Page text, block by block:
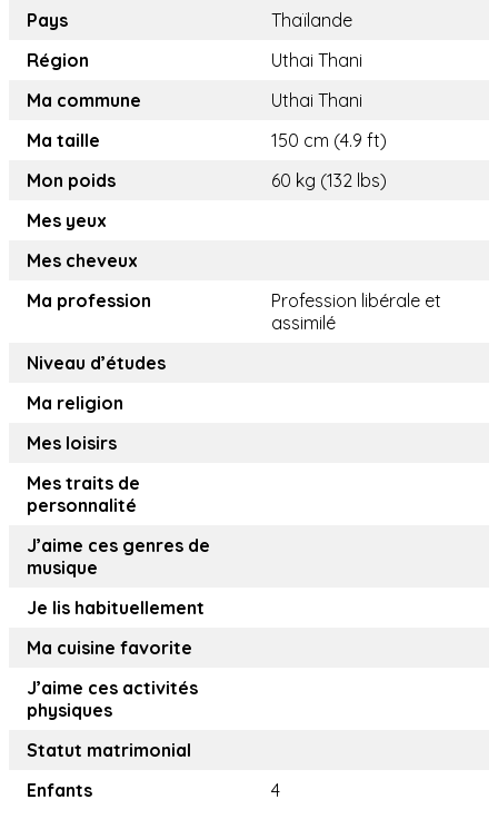
Pays
Thaïlande
Région
Uthai Thani
Ma commune
Uthai Thani
Ma taille
150 cm (4.9 ft)
Mon poids
60 kg (132 lbs)
Mes yeux
Mes cheveux
Ma profession
Profession libérale et
assimilé
Niveau d’études
Ma religion
Mes loisirs
Mes traits de
personnalité
J’aime ces genres de
musique
Je lis habituellement
Ma cuisine favorite
J’aime ces activités
physiques
Statut matrimonial
Enfants
4